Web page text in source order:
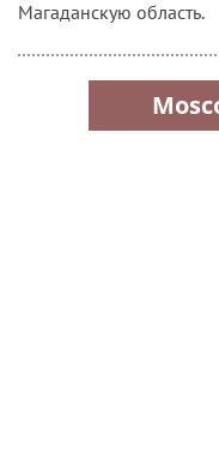
уголовного дела об